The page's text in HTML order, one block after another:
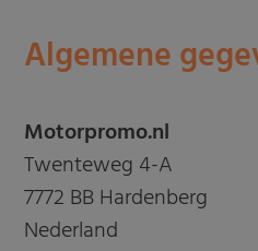
Algemene
Motorpromo.nl
Twenteweg 4-A
7772 BB Hardenberg
Nederland